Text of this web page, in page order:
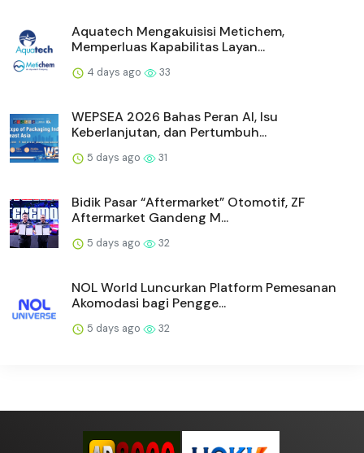
Aquatech Mengakuisisi Metichem,
Memperluas Kapabilitas Layan...
4 days ago 33
WEPSEA 2026 Bahas Peran AI, Isu
Keberlanjutan, dan Pertumbuh...
5 days ago 31
Bidik Pasar “Aftermarket” Otomotif, ZF
Aftermarket Gandeng M...
5 days ago 32
NOL World Luncurkan Platform Pemesanan
Akomodasi bagi Pengge...
5 days ago 32